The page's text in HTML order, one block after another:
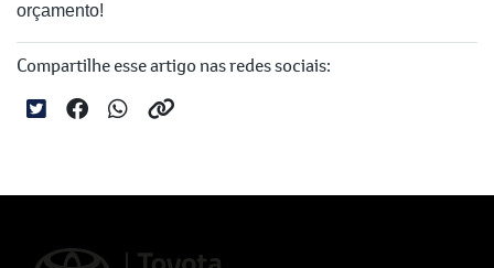
orçamento!
Compartilhe esse artigo nas redes sociais: